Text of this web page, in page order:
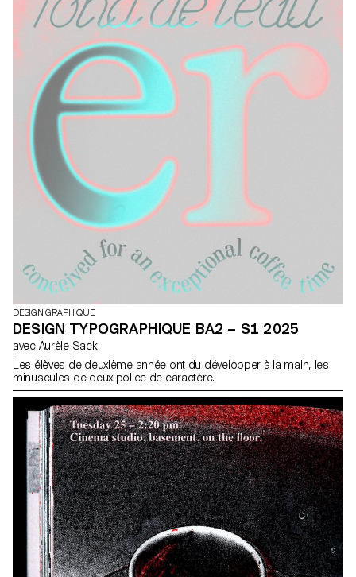
DESIGN GRAPHIQUE
DESIGN TYPOGRAPHIQUE BA2 – S1 2025
avec Aurèle Sack
Les élèves de deuxième année ont du développer à la main, les
minuscules de deux police de caractère.